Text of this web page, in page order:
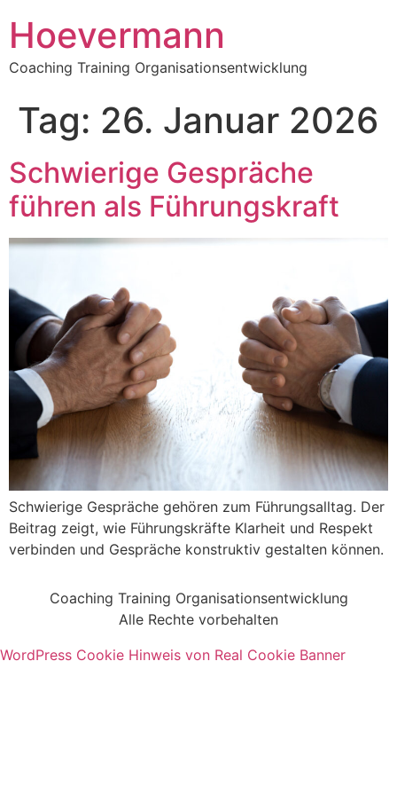
Hoevermann
Coaching Training Organisationsentwicklung
Tag: 26. Januar 2026
Schwierige Gespräche
führen als Führungskraft
Schwierige Gespräche gehören zum Führungsalltag. Der
Beitrag zeigt, wie Führungskräfte Klarheit und Respekt
verbinden und Gespräche konstruktiv gestalten können.
Coaching Training Organisationsentwicklung
Alle Rechte vorbehalten
WordPress Cookie Hinweis von Real Cookie Banner